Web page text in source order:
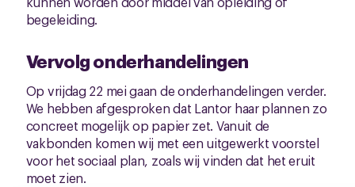
begeleiding.
Vervolg onderhandelingen
Op vrijdag 22 mei gaan de onderhandelingen verder.
We hebben afgesproken dat Lantor haar plannen zo
concreet mogelijk op papier zet. Vanuit de
vakbonden komen wij met een uitgewerkt voorstel
voor het sociaal plan, zoals wij vinden dat het eruit
moet zien.